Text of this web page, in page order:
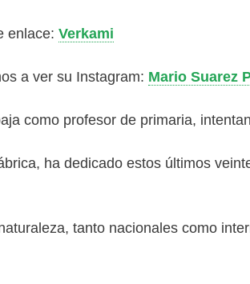
enlace: Verkami
a ver su Instagram: Mario Suarez
como profesor de primaria,
ha dedicado estos últimos
tanto nacionales como